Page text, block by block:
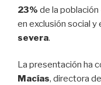
23% de la
en exclusión social y
severa.
La presentación ha
Macías, directora